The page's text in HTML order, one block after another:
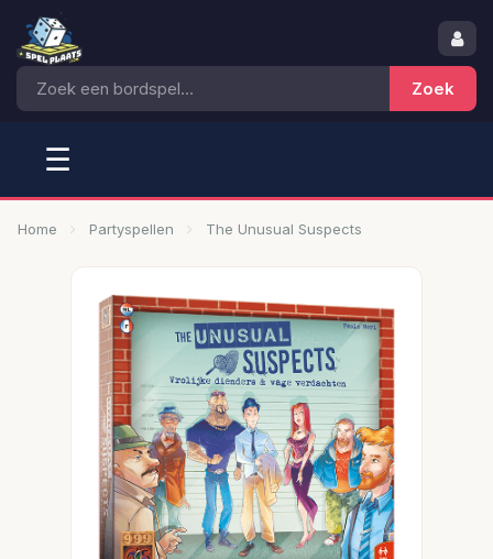
☰
Home Partyspellen The Unusual Suspects